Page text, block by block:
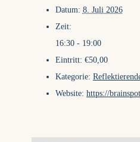
Datum: 8. Juli 2026
Zeit:
16:30 - 19:00
Eintritt: €50,00
Kategorie:
Website: https://